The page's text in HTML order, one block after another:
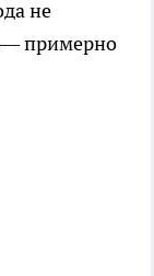
не
примерно